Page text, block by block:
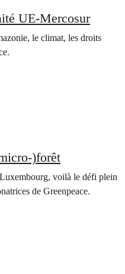
UE-Mercosur
le climat, les droits
)forêt
voilà le défi plein
de Greenpeace.